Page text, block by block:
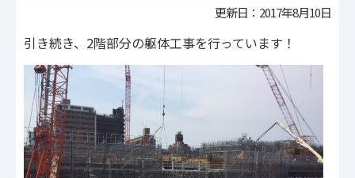
更新日：2017年8月10日
引き続き、2階部分の躯体工事を行っています！